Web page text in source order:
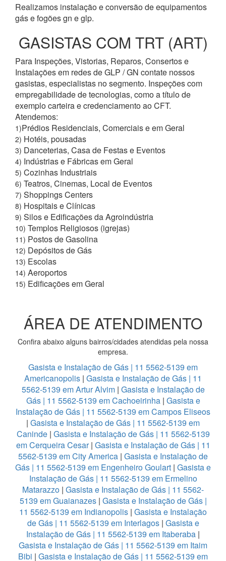
Realizamos instalação e conversão de equipamentos
gás e fogões gn e glp.
GASISTAS COM TRT (ART)
Para Inspeções, Vistorias, Reparos, Consertos e
Instalações em redes de GLP / GN contate nossos
gasistas, especialistas no segmento. Inspeções com
empregabilidade de tecnologias, como a título de
exemplo carteira e credenciamento ao CFT.
Atendemos:
1)Prédios Residenciais, Comerciais e em Geral
2) Hotéis, pousadas
3) Danceterias, Casa de Festas e Eventos
4) Indústrias e Fábricas em Geral
5) Cozinhas Industriais
6) Teatros, Cinemas, Local de Eventos
7) Shoppings Centers
8) Hospitais e Clínicas
9) Silos e Edificações da Agroindústria
10) Templos Religiosos (igrejas)
11) Postos de Gasolina
12) Depósitos de Gás
13) Escolas
14) Aeroportos
15) Edificações em Geral
ÁREA DE ATENDIMENTO
Confira abaixo alguns bairros/cidades atendidas pela nossa
empresa.
Gasista e Instalação de Gás | 11 5562-5139 em
Americanopolis | Gasista e Instalação de Gás | 11
5562-5139 em Artur Alvim | Gasista e Instalação de
Gás | 11 5562-5139 em Cachoeirinha| Gasista e
Instalação de Gás | 11 5562-5139 em Campos Eliseos
| Gasista e Instalação de Gás | 11 5562-5139 em
Caninde| Gasista e Instalação de Gás | 11 5562-5139
em Cerqueira Cesar| Gasista e Instalação de Gás | 11
5562-5139 em City America | Gasista e Instalação de
Gás | 11 5562-5139 em Engenheiro Goulart | Gasista e
Instalação de Gás | 11 5562-5139 em Ermelino
Matarazzo | Gasista e Instalação de Gás | 11 5562-
5139 em Guaianazes| Gasista e Instalação de Gás |
11 5562-5139 em Indianopolis | Gasista e Instalação
de Gás | 11 5562-5139 em Interlagos| Gasista e
Instalação de Gás | 11 5562-5139 em Itaberaba |
Gasista e Instalação de Gás | 11 5562-5139 em Itaim
Bibi | Gasista e Instalação de Gás | 11 5562-5139 em